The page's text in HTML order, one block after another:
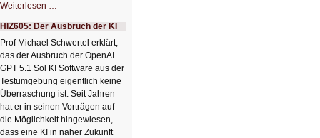
Weiterlesen …
Bildverschönerung
mit
einem
Klick
HIZ606:
Bildverschönerung
mit
einem
Klick
HIZ605: Der Ausbruch der KI
Prof Michael Schwertel erklärt,
das der Ausbruch der OpenAI
GPT 5.1 Sol KI Software aus der
Testumgebung eigentlich keine
Überraschung ist. Seit Jahren
hat er in seinen Vorträgen auf
die Möglichkeit hingewiesen,
dass eine KI in naher Zukunft